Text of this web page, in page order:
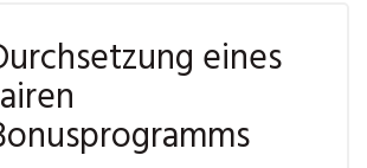
eines